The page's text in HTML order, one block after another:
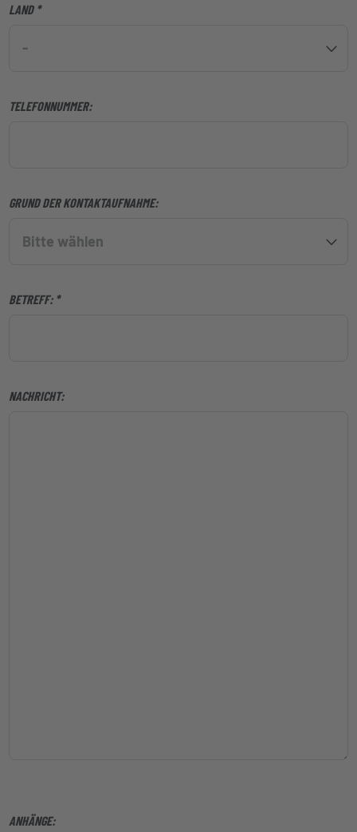
LAND
-
TELEFONNUMMER:
GRUND DER KONTAKTAUFNAHME:
Bitte wählen
BETREFF:
NACHRICHT:
ANHÄNGE: